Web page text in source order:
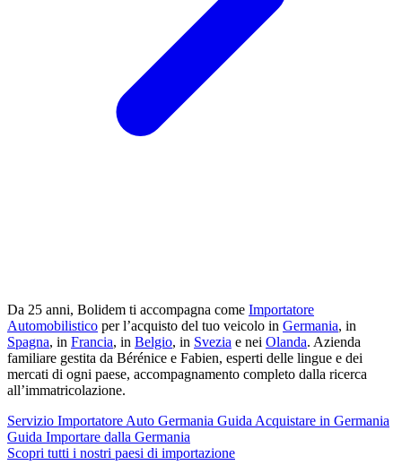
Da 25 anni, Bolidem ti accompagna come Importatore
Automobilistico per l’acquisto del tuo veicolo in Germania, in
Spagna, in Francia, in Belgio, in Svezia e nei Olanda. Azienda
familiare gestita da Bérénice e Fabien, esperti delle lingue e dei
mercati di ogni paese, accompagnamento completo dalla ricerca
all’immatricolazione.
Servizio Importatore Auto Germania Guida Acquistare in Germania
Guida Importare dalla Germania
Scopri tutti i nostri paesi di importazione